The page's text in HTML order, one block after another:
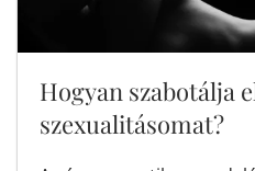
Hogyan szabotálja
szexualitásomat?